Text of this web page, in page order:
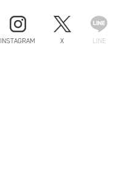
INSTAGRAM X LINE